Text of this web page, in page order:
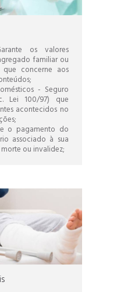
os valores
familiar ou
concerne aos
- Seguro
Lei 100/97) que
acontecidos no
o pagamento do
associado à sua
ou invalidez;